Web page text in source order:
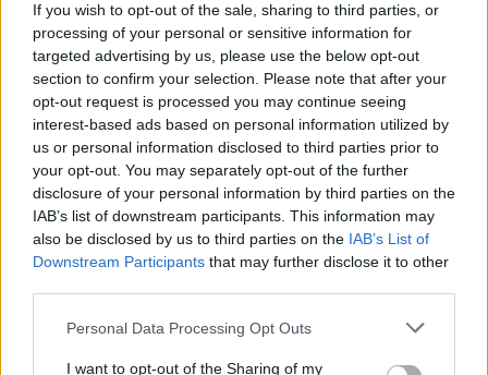
If you wish to opt-out of the sale, sharing to third parties, or
processing of your personal or sensitive information for
targeted advertising by us, please use the below opt-out
section to confirm your selection. Please note that after your
opt-out request is processed you may continue seeing
interest-based ads based on personal information utilized by
us or personal information disclosed to third parties prior to
your opt-out. You may separately opt-out of the further
disclosure of your personal information by third parties on the
IAB’s list of downstream participants. This information may
also be disclosed by us to third parties on the IAB’s List of
Downstream Participants that may further disclose it to other
Please note that this website/app uses one or more Google
not limited to your visit or usage behaviour. You may click to
Personal Data Processing Opt Outs
I want to opt-out of the Sharing of my
JELENTKEZIK EZ A HIÁNYÁLLAPOT –
AZ ELSŐ JELEK SZINTE
ÉSZREVEHETETLENEK
Nálad is felléphet
08. 07.
HA EZT ÉRZED EVÉS UTÁN, A
SZERVEZETED FONTOS DOLOGRA
PRÓBÁL FIGYELMEZTETNI
Figyelj a jelekre!
08. 06.
ORVOS FIGYELMEZTET: EZT
Fontos!